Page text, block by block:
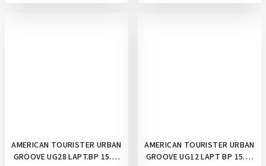
AMERICAN TOURISTER URBAN
GROOVE UG28 LAPT.BP 15.6"
AMERICAN TOURISTER URBAN
GROOVE UG12 LAPT BP 15.6"